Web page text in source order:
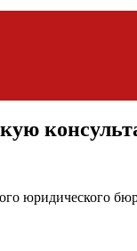
юридического